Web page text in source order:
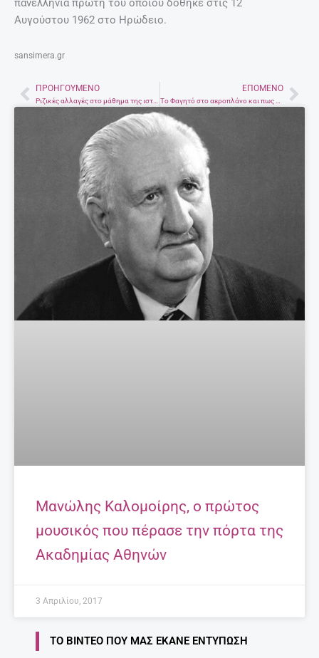
Αυγούστου 1962 στο Ηρώδειο.
sansimera.gr
Prev
ΠΡΟΗΓΟΎΜΕΝΟ ΕΠΌΜΕΝΟ
Μανώλης Καλομοίρης, ο πρώτος
μουσικός που πέρασε την πόρτα της
Ακαδημίας Αθηνών
3 Απριλίου, 2017
ΤΟ ΒΊΝΤΕΟ ΠΟΥ ΜΑΣ ΈΚΑΝΕ ΕΝΤΎΠΩΣΗ